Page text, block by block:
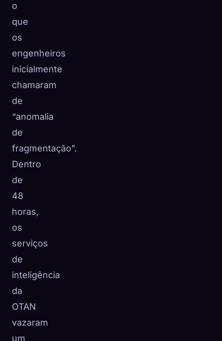
o
que
os
engenheiros
inicialmente
chamaram
de
“anomalia
de
fragmentação”.
Dentro
de
48
horas,
os
serviços
de
inteligência
da
OTAN
vazaram
um